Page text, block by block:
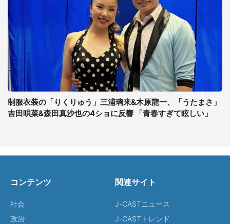
制服衣装の「りくりゅう」三浦璃来&木原龍一、「うたまさ」
吉田唄菜&森田真沙也の4ショに反響 「青春すぎて眩しい」
コンテンツ
社会
政治
関連サイト
J-CASTニュース
J-CASTトレンド